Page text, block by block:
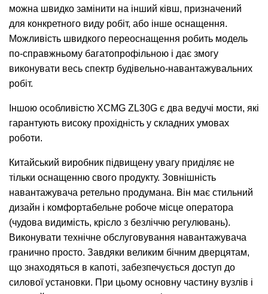
можна швидко замінити на інший ківш, призначений
для конкретного виду робіт, або інше оснащення.
Можливість швидкого переоснащення робить модель
по-справжньому багатопрофільною і дає змогу
виконувати весь спектр будівельно-навантажувальних
робіт.
Іншою особливістю XCMG ZL30G є два ведучі мости, які
гарантують високу прохідність у складних умовах
роботи.
Китайський виробник підвищену увагу приділяє не
тільки оснащенню свого продукту. Зовнішність
навантажувача ретельно продумана. Він має стильний
дизайн і комфортабельне робоче місце оператора
(чудова видимість, крісло з безліччю регулювань).
Виконувати технічне обслуговування навантажувача
гранично просто. Завдяки великим бічним дверцятам,
що знаходяться в капоті, забезпечується доступ до
силової установки. При цьому основну частину вузлів і